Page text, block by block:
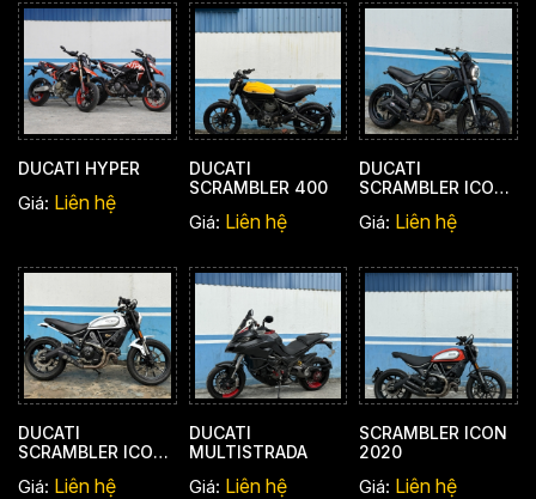
DUCATI HYPER
Giá: Liên hệ
DUCATI
SCRAMBLER 400
Giá: Liên hệ
DUCATI
SCRAMBLER ICON
Giá: Liên hệ
DUCATI
SCRAMBLER ICON
Giá: Liên hệ
DUCATI
MULTISTRADA
Giá: Liên hệ
SCRAMBLER ICON
2020
Giá: Liên hệ